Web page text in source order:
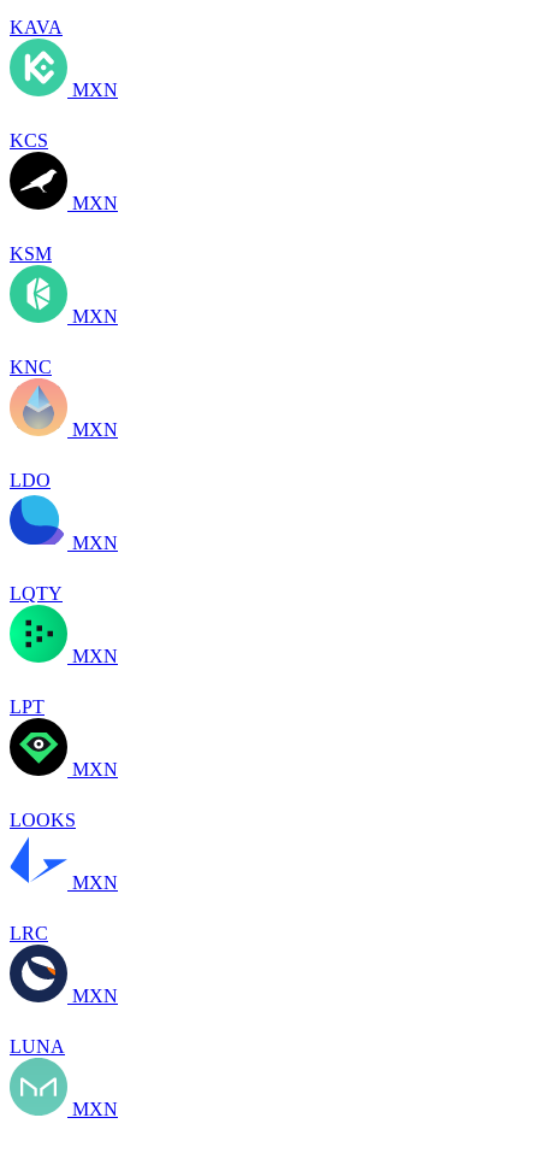
KAVA
MXN
KCS
MXN
KSM
MXN
KNC
MXN
LDO
MXN
LQTY
MXN
LPT
MXN
LOOKS
MXN
LRC
MXN
LUNA
MXN